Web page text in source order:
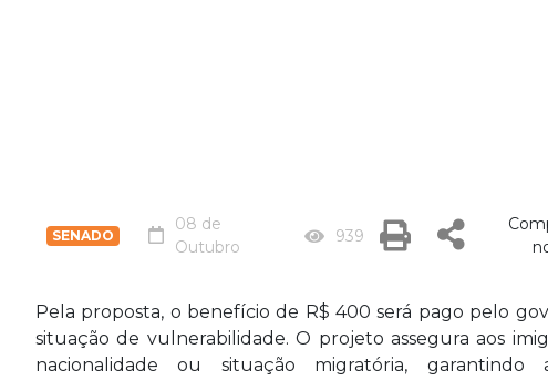
SENADO
08 de
Outubro
939
Pela proposta, o benefício de R$ 400 será pago pelo
situação de vulnerabilidade. O projeto assegura aos
nacionalidade ou situação migratória, garantindo